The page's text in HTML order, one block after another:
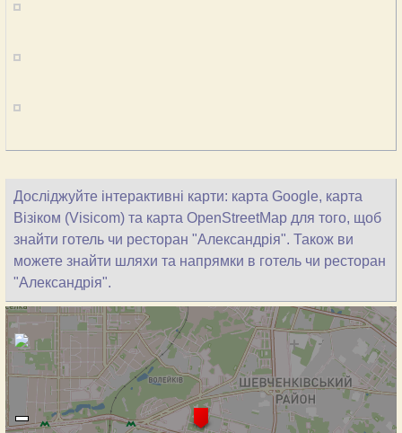
Досліджуйте інтерактивні карти: карта Google, карта
Візіком (Visicom) та карта OpenStreetMap для того, щоб
знайти готель чи ресторан "Александрія". Також ви
можете знайти шляхи та напрямки в готель чи ресторан
"Александрія".